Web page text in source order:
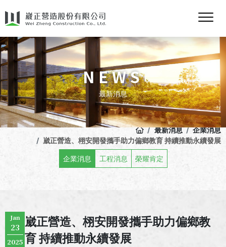
NEWS
最新消息
最新消息
企業消息
崴正營造、栩安開發攜手助力偏鄉教育 持續推動永續發展
企業消息 工程消息 榮耀肯定
Jan
23
2025
崴正營造、栩安開發攜手助力偏鄉教
育 持續推動永續發展